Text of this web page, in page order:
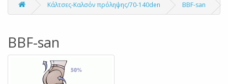
Κάλτσες-Καλσόν πρόληψης/70-140den BBF-san
BBF-san